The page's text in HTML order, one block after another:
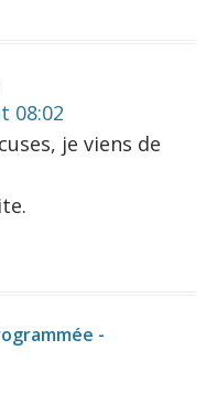
08:02
je viens de
-